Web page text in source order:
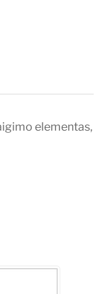
elementas,